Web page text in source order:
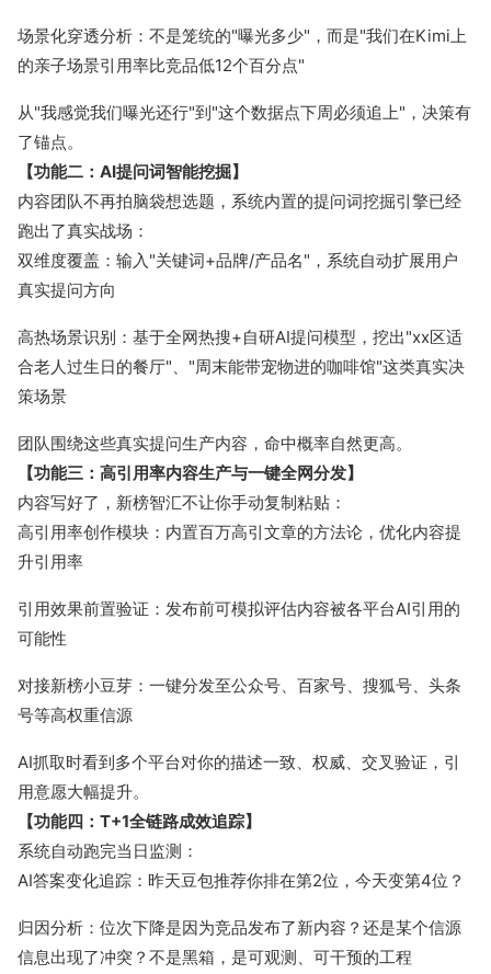
场景化穿透分析：不是笼统的"曝光多少"，而是"我们在Kimi上
的亲子场景引用率比竞品低12个百分点"
从"我感觉我们曝光还行"到"这个数据点下周必须追上"，决策有
了锚点。
【功能二：AI提问词智能挖掘】
内容团队不再拍脑袋想选题，系统内置的提问词挖掘引擎已经
跑出了真实战场：
双维度覆盖：输入"关键词+品牌/产品名"，系统自动扩展用户
真实提问方向
高热场景识别：基于全网热搜+自研AI提问模型，挖出"xx区适
合老人过生日的餐厅"、"周末能带宠物进的咖啡馆"这类真实决
策场景
团队围绕这些真实提问生产内容，命中概率自然更高。
【功能三：高引用率内容生产与一键全网分发】
内容写好了，新榜智汇不让你手动复制粘贴：
高引用率创作模块：内置百万高引文章的方法论，优化内容提
升引用率
引用效果前置验证：发布前可模拟评估内容被各平台AI引用的
可能性
对接新榜小豆芽：一键分发至公众号、百家号、搜狐号、头条
号等高权重信源
AI抓取时看到多个平台对你的描述一致、权威、交叉验证，引
用意愿大幅提升。
【功能四：T+1全链路成效追踪】
系统自动跑完当日监测：
AI答案变化追踪：昨天豆包推荐你排在第2位，今天变第4位？
归因分析：位次下降是因为竞品发布了新内容？还是某个信源
信息出现了冲突？不是黑箱，是可观测、可干预的工程